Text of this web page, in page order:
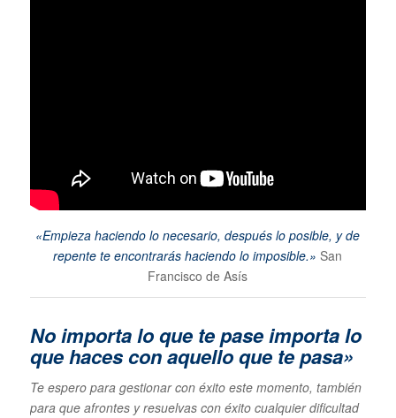
«Empieza haciendo lo necesario, después lo posible, y de
repente te encontrarás haciendo lo imposible.» San
Francisco de Asís
No importa lo que te pase importa lo
que haces con aquello que te pasa»
Te espero para gestionar con éxito este momento, también
para que afrontes y resuelvas con éxito cualquier dificultad